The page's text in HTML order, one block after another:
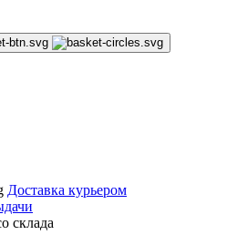
Доставка курьером
склада